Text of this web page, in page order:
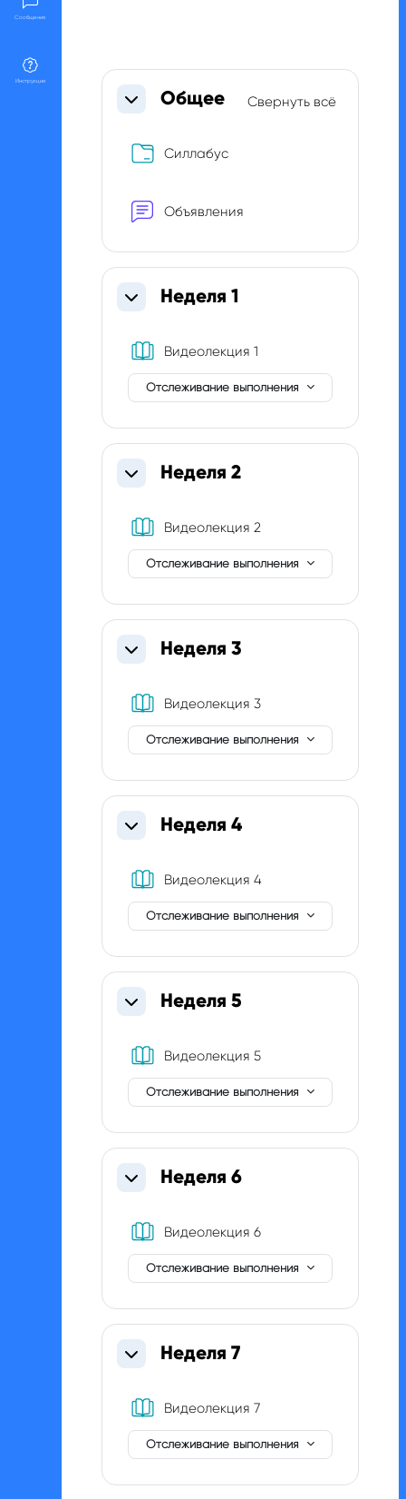
Сообщения
Инструкции Section outline
СвернутьОбщее Свернуть всё
СиллабусПапка
Объявления
СвернутьНеделя 1
Видеолекция 1
Отслеживание выполнения
СвернутьНеделя 2
Видеолекция 2
Отслеживание выполнения
СвернутьНеделя 3
Видеолекция 3Книга
Отслеживание выполнения
СвернутьНеделя 4
Видеолекция 4Книга
Отслеживание выполнения
СвернутьНеделя 5
Видеолекция 5Книга
Отслеживание выполнения
СвернутьНеделя 6
Видеолекция 6Книга
Отслеживание выполнения
СвернутьНеделя 7
Видеолекция 7Книга
Отслеживание выполнения